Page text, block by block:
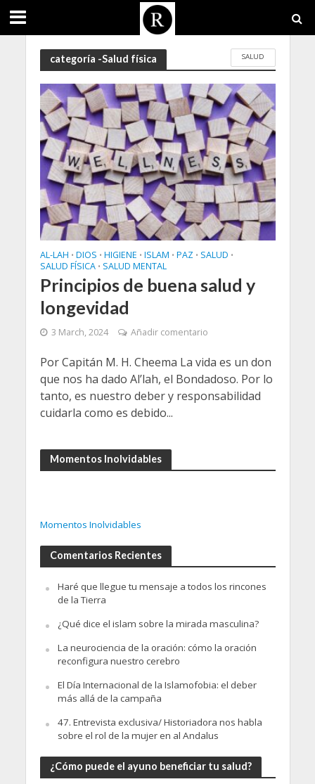
categoría -Salud física SALUD
AL-LAH • DIOS • HIGIENE • ISLAM • PAZ • SALUD •
SALUD FÍSICA • SALUD MENTAL
Principios de buena salud y
longevidad
3 March, 2024 Añadir comentario
Por Capitán M. H. Cheema La vida es un don
que nos ha dado Al’lah, el Bondadoso. Por lo
tanto, es nuestro deber y responsabilidad
cuidarla como es debido...
Momentos Inolvidables
Momentos Inolvidables
Comentarios Recientes
Haré que llegue tu mensaje a todos los rincones
de la Tierra
¿Qué dice el islam sobre la mirada masculina?
La neurociencia de la oración: cómo la oración
reconfigura nuestro cerebro
El Día Internacional de la Islamofobia: el deber
más allá de la campaña
47. Entrevista exclusiva/ Historiadora nos habla
sobre el rol de la mujer en al Andalus
¿Cómo puede el ayuno beneficiar tu salud?